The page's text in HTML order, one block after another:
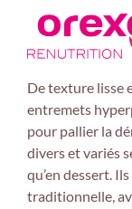
De texture lisse
entremets
pour pallier la
divers et variés
qu’en dessert.
traditionnelle,